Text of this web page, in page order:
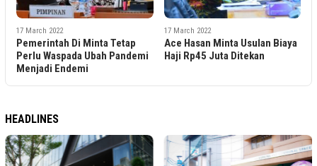
Tetap
Pandemi
Ace Hasan Minta Usulan Biaya
Haji Rp45 Juta Ditekan
Pengelola Tempat
Perlu Diberikan
HEADLINES